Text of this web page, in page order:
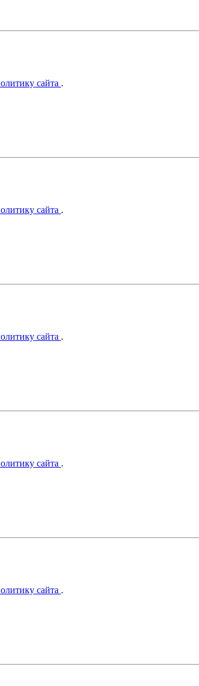
сайта .
сайта .
сайта .
сайта .
сайта .